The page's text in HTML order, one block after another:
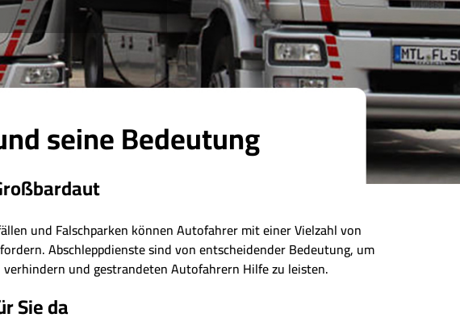
seine Bedeutung
und Falschparken können Autofahrer mit einer Vielzahl von
Abschleppdienste sind von entscheidender Bedeutung, um
und gestrandeten Autofahrern Hilfe zu leisten.
Sie da